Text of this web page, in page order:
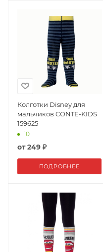
Колготки Disney для
мальчиков CONTE-KIDS
159625
10
от249 ₽
ПОДРОБНЕЕ